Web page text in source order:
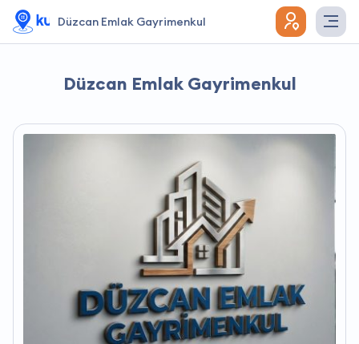
Düzcan Emlak Gayrimenkul
Düzcan Emlak Gayrimenkul